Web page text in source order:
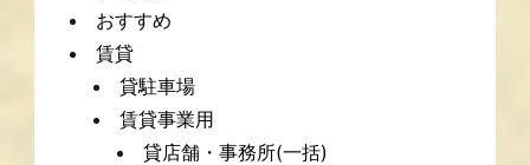
おすすめ
賃貸
貸駐車場
賃貸事業用
貸店舗・事務所(一括)